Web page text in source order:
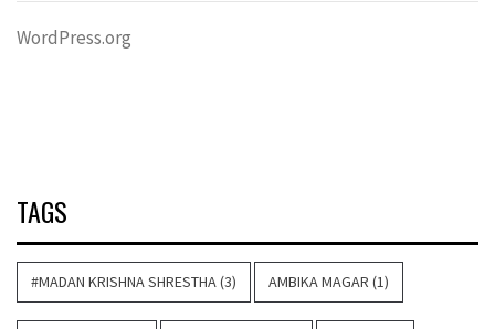
WordPress.org
TAGS
#MADAN KRISHNA SHRESTHA(3) AMBIKA MAGAR (1)